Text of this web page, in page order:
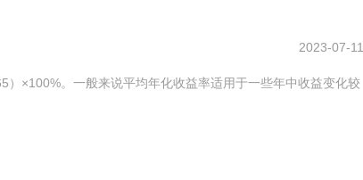
2023-07-11
×100%。一般来说平均年化收益率适用于一些年中收益变化较